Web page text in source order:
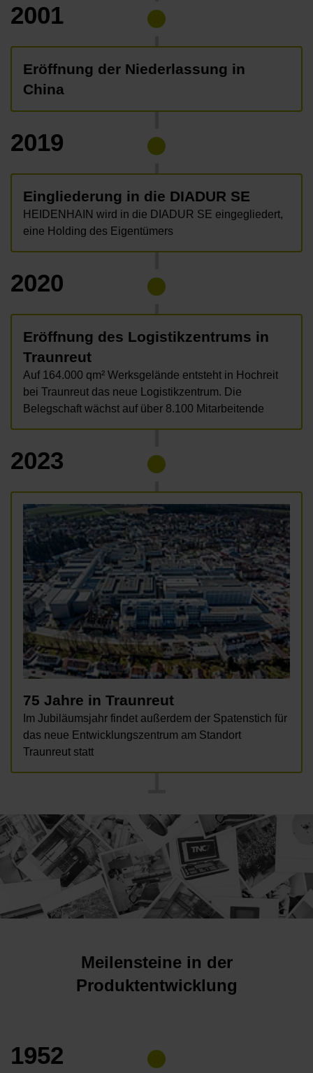
2001
Eröffnung der Niederlassung in
China
2019
Eingliederung in die DIADUR SE
HEIDENHAIN wird in die DIADUR SE eingegliedert,
eine Holding des Eigentümers
2020
Eröffnung des Logistikzentrums in
Traunreut
Auf 164.000 qm² Werksgelände entsteht in Hochreit
bei Traunreut das neue Logistikzentrum. Die
Belegschaft wächst auf über 8.100 Mitarbeitende
2023
75 Jahre in Traunreut
Im Jubiläumsjahr findet außerdem der Spatenstich für
das neue Entwicklungszentrum am Standort
Traunreut statt
Meilensteine in der
Produktentwicklung
1952